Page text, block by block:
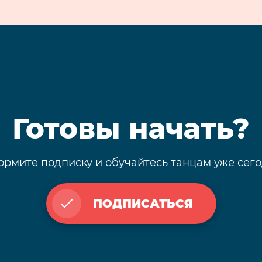
Готовы начать?
подписку и обучайтесь танцам уже
ПОДПИСАТЬСЯ